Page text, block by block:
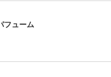
フューム